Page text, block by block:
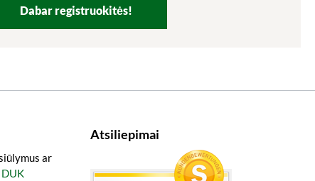
Dabar registruokitės!
ar
DUK
Atsiliepimai